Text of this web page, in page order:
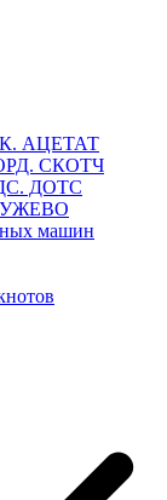
АЦЕТАТ
СКОТЧ
ДОТС
машин